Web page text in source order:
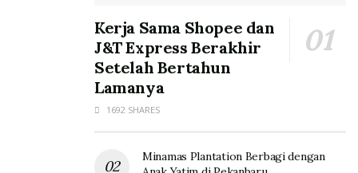
Kerja Sama Shopee dan
J&T Express Berakhir
Setelah Bertahun
Lamanya
1692 SHARES
Minamas Plantation Berbagi dengan